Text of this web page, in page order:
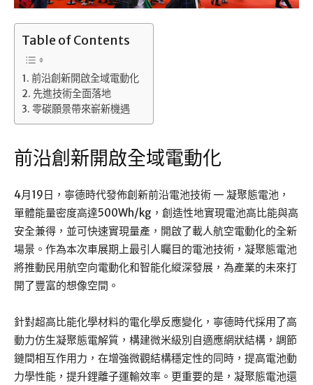
Table of Contents
前沿創新開啟全域電動化
先進技術全面落地
零碳願景帶來嶄新機遇
前沿創新開啟全域電動化
4月19日，寧德時代發佈創新前沿電池技術 — 凝聚態電池，
單體能量密度高達500Wh/kg，創造性地實現電池高比能與高
安全兼得，並可快速實現量產，開啟了載人航空電動化的全新
場景。作為本次車展期上最引人矚目的電池技術，凝聚態電池
將推動民用航空向電動化和智能化縱深發展，為產業的未來打
開了豐富的想像空間。
針對超高比能化學材料的電化學反應變化，寧德時代採用了高
動力仿生凝聚態電解質，構建微米級別自適應網狀結構，調節
鏈間相互作用力，在增強微觀結構穩定性的同時，提高電池動
力學性能，提升鋰離子運輸效率。更重要的是，凝聚態電池還